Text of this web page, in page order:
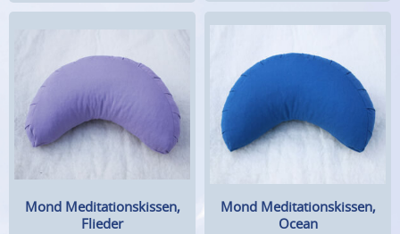
Mond Meditationskissen,
Flieder
Mond Meditationskissen,
Ocean